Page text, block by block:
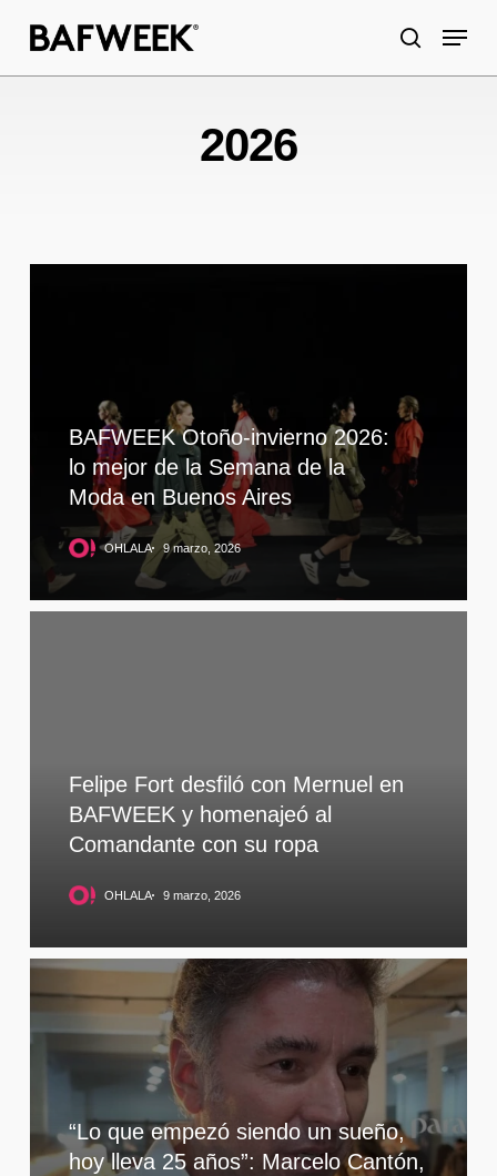
search
Menu
2026
BAFWEEK Otoño-invierno 2026:
lo mejor de la Semana de la
Moda en Buenos Aires
OHLALA 9 marzo, 2026
Felipe Fort desfiló con Mernuel en
BAFWEEK y homenajeó al
Comandante con su ropa
OHLALA 9 marzo, 2026
“Lo que empezó siendo un sueño,
hoy lleva 25 años”: Marcelo Cantón,